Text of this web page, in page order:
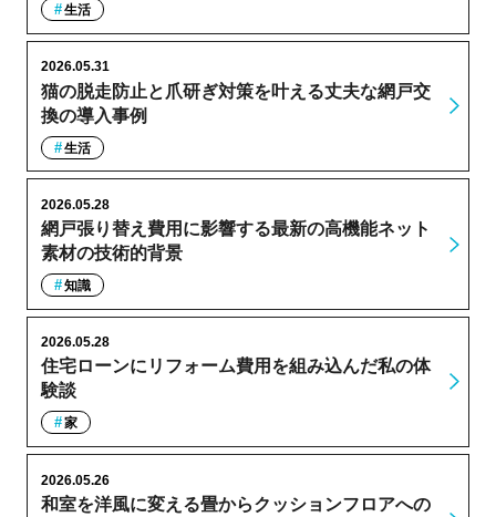
生活
猫の脱走防止と爪研ぎ対策を叶える丈夫な網戸交
換の導入事例
2026.05.31
生活
網戸張り替え費用に影響する最新の高機能ネット
素材の技術的背景
2026.05.28
知識
住宅ローンにリフォーム費用を組み込んだ私の体
験談
2026.05.28
家
和室を洋風に変える畳からクッションフロアへの
2026.05.26